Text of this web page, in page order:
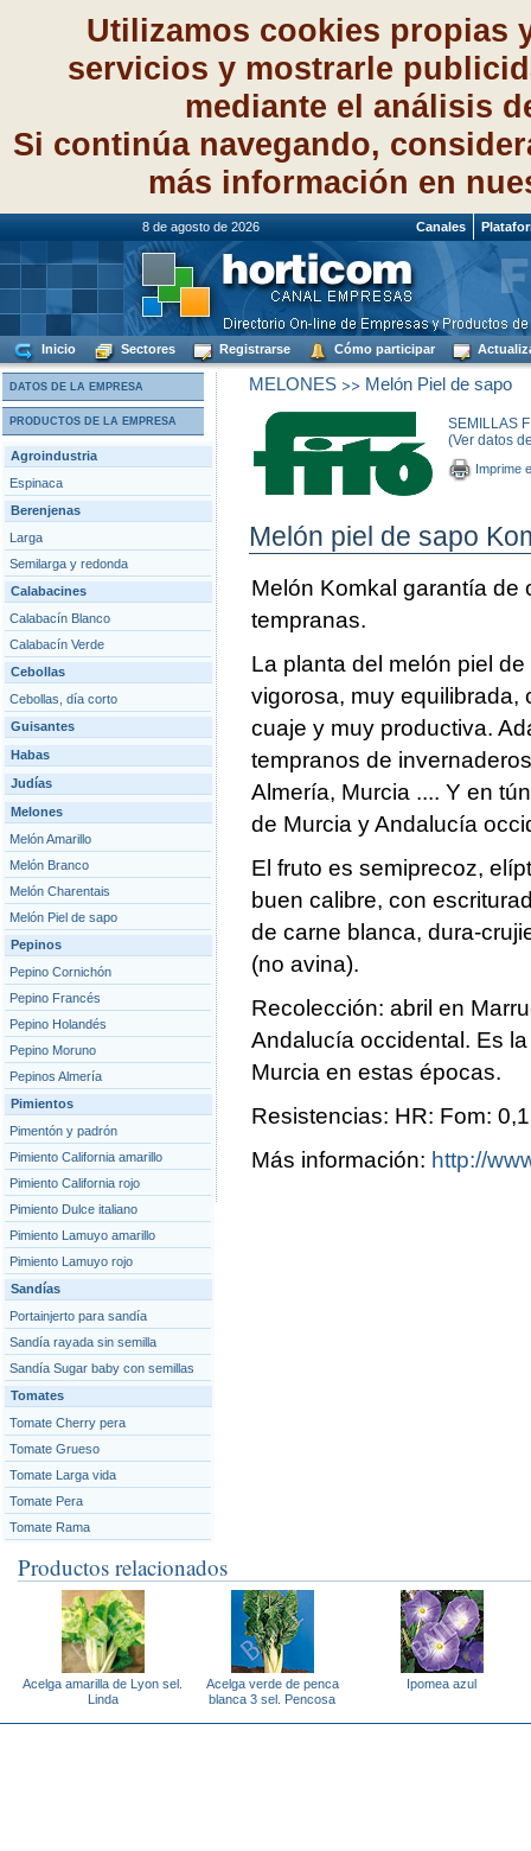
Utilizamos cookies propias
servicios y mostrarle
mediante el análisis
Si continúa navegando,
más información en
8 de agosto de 2026 Canales
Inicio Sectores Registrarse Cómo participar
DATOS DE LA EMPRESA
PRODUCTOS DE LA EMPRESA
Agroindustria
Espinaca
Berenjenas
Larga
Semilarga y redonda
Calabacines
Calabacín Blanco
Calabacín Verde
Cebollas
Cebollas, día corto
Guisantes
Habas
Judías
Melones
Melón Amarillo
Melón Branco
Melón Charentais
Melón Piel de sapo
Pepinos
Pepino Cornichón
Pepino Francés
Pepino Holandés
Pepino Moruno
Pepinos Almería
Pimientos
Pimentón y padrón
Pimiento California amarillo
Pimiento California rojo
Pimiento Dulce italiano
Pimiento Lamuyo amarillo
Pimiento Lamuyo rojo
Sandías
Portainjerto para sandía
Sandía rayada sin semilla
Sandía Sugar baby con semillas
Tomates
Tomate Cherry pera
Tomate Grueso
Tomate Larga vida
Tomate Pera
Tomate Rama
MELONES>> Melón Piel de sapo
SEMILLAS
(Ver datos
Imprime
Melón piel de sapo
Melón Komkal garantía de
tempranas.
La planta del melón piel
vigorosa, muy equilibrada,
cuaje y muy productiva.
tempranos de
Almería, Murcia .... Y en
de Murcia y Andalucía
El fruto es semiprecoz,
buen calibre, con
de carne blanca, dura-
(no avina).
Recolección: abril en
Andalucía occidental. Es
Murcia en estas épocas.
Resistencias: HR: Fom:
Más información: http://
Productos relacionados
Acelga amarilla de Lyon sel.
Linda
Acelga verde de penca
blanca 3 sel. Pencosa
Ipomea azul